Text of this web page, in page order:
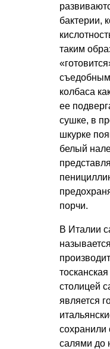
бактерии,
таким
колбаса
ее
сушке, в
шкурке
белый
порчи.
В Италии
тосканская
столицей
является
сохранили
салями до